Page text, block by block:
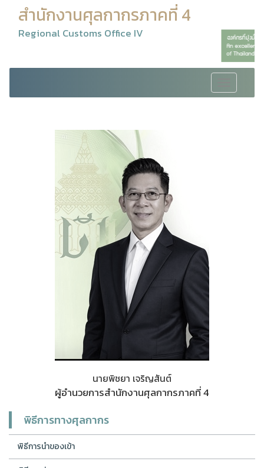
สำนักงานศุลกากรภาคที่ 4
Regional Customs Office IV
navigation
นายพิชยา เจริญสันต์
ผู้อำนวยการสำนักงานศุลกากรภาคที่ 4
พิธีการทางศุลกากร
พิธีการนำของเข้า